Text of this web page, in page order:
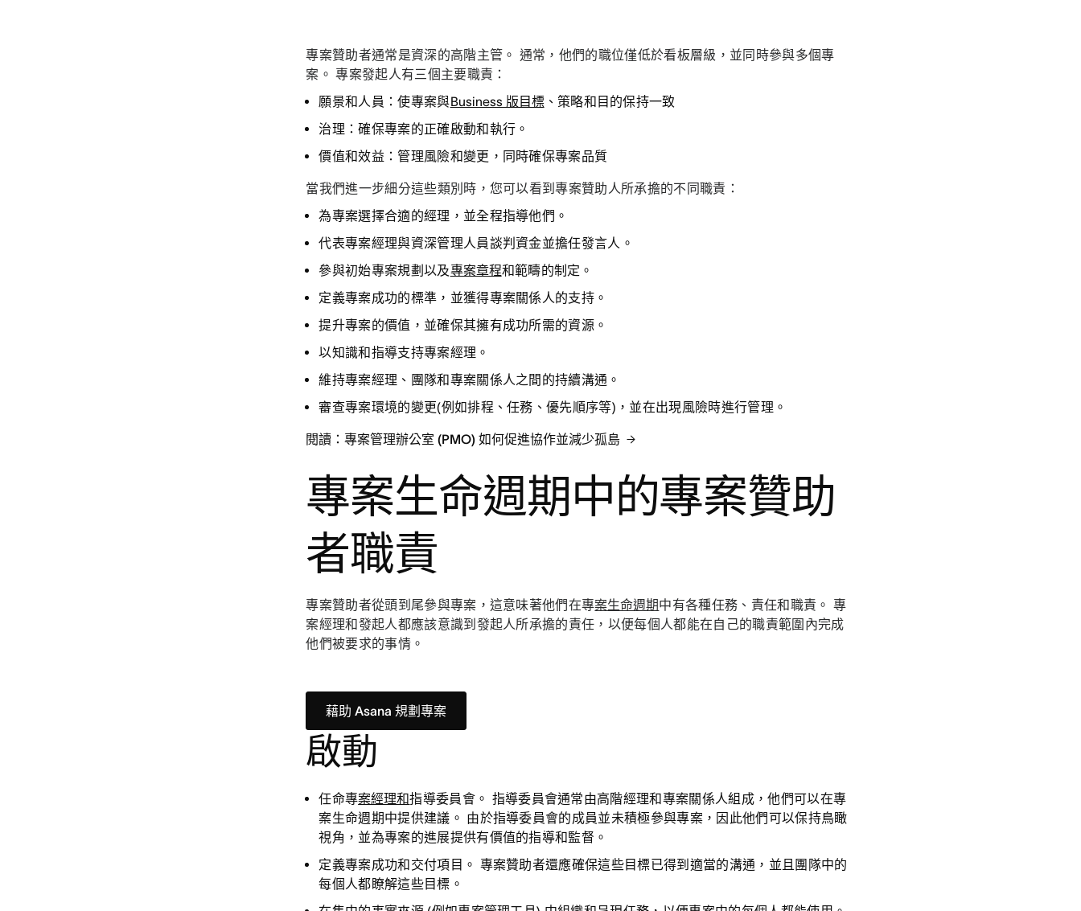
專案贊助者通常是資深的高階主管。 通常，他們的職位僅低於看板層級，並同時參與多個專
案。 專案發起人有三個主要職責：
願景和人員 ：使專案與Business 版目標、策略和目的保持一致
治理 ：確保專案的正確啟動和執行。
價值和效益 ：管理風險和變更，同時確保專案品質
當我們進一步細分這些類別時，您可以看到專案贊助人所承擔的不同職責：
為專案選擇合適的經理 ，並全程指導他們。
代表專案經理與資深管理人員談判資金並擔任發言人。
參與初始專案規劃 以及專案章程和範疇的制定。
定義專案成功的標準， 並獲得專案關係人的支持。
提升專案的價值 ，並確保其擁有成功所需的資源。
以知識和指導支持專案經理 。
維持專案經理、團隊和專案關係人之間的持續溝通 。
審查專案環境的變更(例如排程、任務、優先順序等)，並在出現風險時進行管理。
閱讀：專案管理辦公室 (PMO) 如何促進協作並減少孤島
專案生命週期中的專案贊助
者職責
專案贊助者從頭到尾參與專案，這意味著他們在專案生命週期中有各種任務、責任和職責。 專
案經理和發起人都應該意識到發起人所承擔的責任，以便每個人都能在自己的職責範圍內完成
他們被要求的事情。
藉助 Asana 規劃專案
啟動
任命專案經理和指導委員會。 指導委員會通常由高階經理和專案關係人組成，他們可以在專
案生命週期中提供建議。 由於指導委員會的成員並未積極參與專案，因此他們可以保持鳥瞰
視角，並為專案的進展提供有價值的指導和監督。
定義專案成功和交付項目。 專案贊助者還應確保這些目標已得到適當的溝通，並且團隊中的
每個人都瞭解這些目標。